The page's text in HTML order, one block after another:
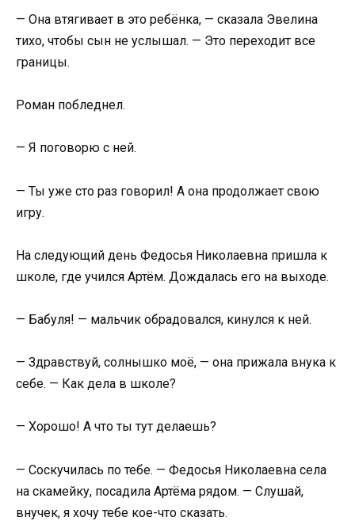
— Она втягивает в это ребёнка, — сказала Эвелина
тихо, чтобы сын не услышал. — Это переходит все
границы.
Роман побледнел.
— Я поговорю с ней.
— Ты уже сто раз говорил! А она продолжает свою
игру.
На следующий день Федосья Николаевна пришла к
школе, где учился Артём. Дождалась его на выходе.
— Бабуля! — мальчик обрадовался, кинулся к ней.
— Здравствуй, солнышко моё, — она прижала внука к
себе. — Как дела в школе?
— Хорошо! А что ты тут делаешь?
— Соскучилась по тебе. — Федосья Николаевна села
на скамейку, посадила Артёма рядом. — Слушай,
внучек, я хочу тебе кое-что сказать.